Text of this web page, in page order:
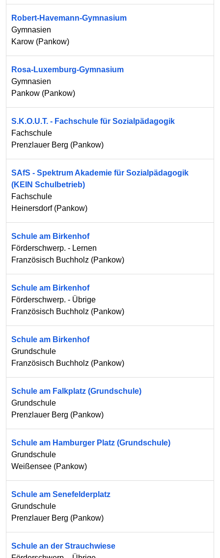
Robert-Havemann-Gymnasium
Gymnasien
Karow (Pankow)
Rosa-Luxemburg-Gymnasium
Gymnasien
Pankow (Pankow)
S.K.O.U.T. - Fachschule für Sozialpädagogik
Fachschule
Prenzlauer Berg (Pankow)
SAfS - Spektrum Akademie für Sozialpädagogik
(KEIN Schulbetrieb)
Fachschule
Heinersdorf(Pankow)
Schule am Birkenhof
Förderschwerp. - Lernen
Französisch Buchholz (Pankow)
Schule am Birkenhof
Förderschwerp. - Übrige
Französisch Buchholz (Pankow)
Schule am Birkenhof
Grundschule
Französisch Buchholz (Pankow)
Schule am Falkplatz (Grundschule)
Grundschule
Prenzlauer Berg (Pankow)
Schule am Hamburger Platz (Grundschule)
Grundschule
Weißensee (Pankow)
Schule am Senefelderplatz
Grundschule
Prenzlauer Berg (Pankow)
Schule an der Strauchwiese